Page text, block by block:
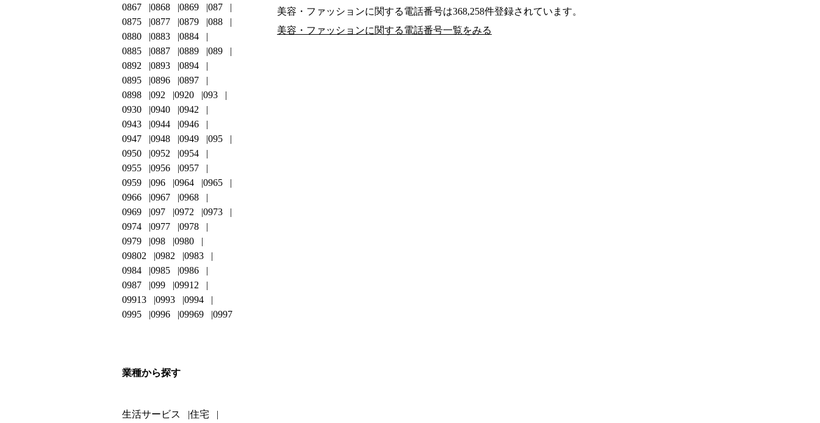
美容・ファッションに関する電話番号は368,258件登録されています。
美容・ファッションに関する電話番号一覧をみる
0867
0868 0869
087
0875
0877 0879
088
0880
0883
0884
0885
0887 0889
089
0892
0893
0894
0895
0896
0897
0898
092 0920
093
0930
0940
0942
0943
0944
0946
0947
0948 0949
095
0950
0952
0954
0955
0956
0957
0959
096 0964
0965
0966
0967
0968
0969
097 0972
0973
0974
0977
0978
0979
098
0980
09802
0982
0983
0984
0985
0986
0987
099
09912
09913
0993
0994
0995
0996 09969 0997
業種から探す
生活サービス 住宅